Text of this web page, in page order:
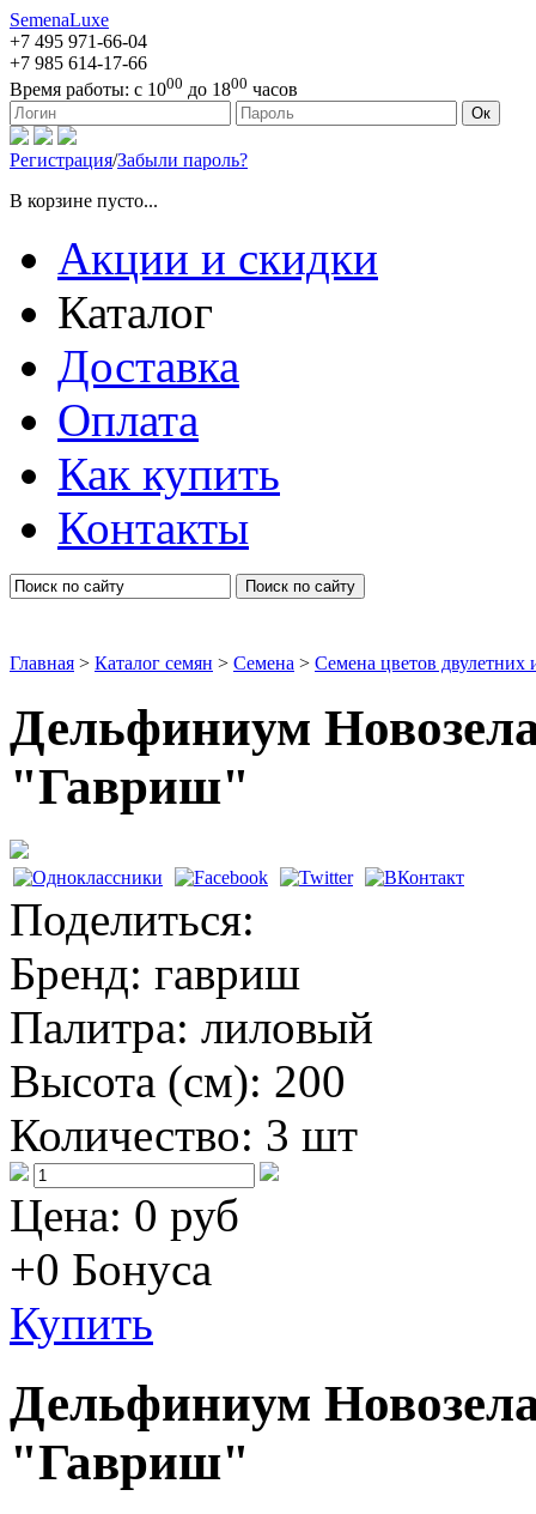
SemenaLuxe
+7 495 971-66-04
+7 985 614-17-66
Время работы: с 1000 до 1800 часов
127473, г. Москва, ул. Краснопролетарская, д. 16, стр. 1 Ок
Регистрация/Забыли пароль?
В корзине пусто...
Акции и скидки
Каталог
Доставка
Оплата
Как купить
Контакты
Поиск по сайту
Главная > Каталог семян > Семена > Семена цветов двулетних
Дельфиниум
"Гавриш"
Дельфиниумы
Поделиться:
Бренд: гавриш
Палитра: лиловый
Высота (см): 200
Количество: 3 шт
Цена: 0 руб
+0 Бонуса
Купить
Дельфиниум
"Гавриш"